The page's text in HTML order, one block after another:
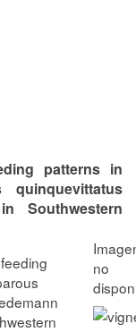
patterns in
Southwestern